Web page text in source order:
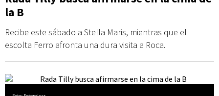
la B
Recibe este sábado a Stella Maris, mientras que el
escolta Ferro afronta una dura visita a Roca.